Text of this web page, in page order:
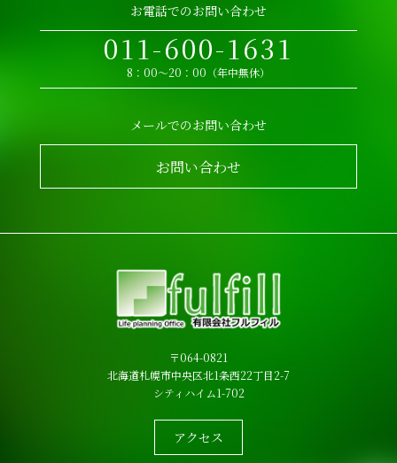
お電話でのお問い合わせ
011-600-1631
8：00～20：00（年中無休）
メールでのお問い合わせ
お問い合わせ
〒064-0821
北海道札幌市中央区北1条西22丁目2-7
シティハイム1-702
アクセス